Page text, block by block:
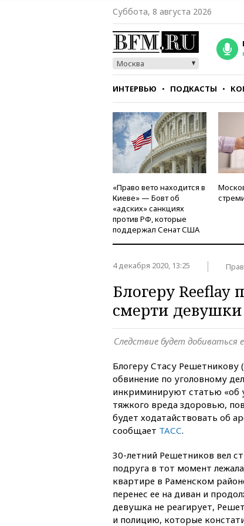
Суббота, 8 августа 2026
Москва
ИНТЕРВЬЮ ПОДКАСТЫ
СТИЛЬ ТЕСТЫ
«Право вето находится в
Киеве» — Бовт об
«адских» санкциях
против РФ, которые
поддержал Сенат США
4 декабря 2020, 13:25
Блогеру Reeflay
смерти девушки
Следствие будет добиваться
Блогеру Стасу Решетникову
обвинение по уголовному
инкриминируют статью
тяжкого вреда здоровью,
будет ходатайствовать об
сообщает ТАСС.
30-летний Решетников вел
подруга в тот момент
квартире в Раменском
перенес ее на диван и
девушка не реагирует,
и полицию, которые